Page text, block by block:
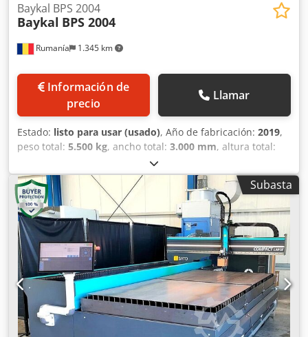
Rumanía 1.345 km
Baykal BPS 2004
Baykal BPS 2004
Información de
precio
Llamar
Estado: listo para usar (usado), Año de fabricación: 2019,
peso total: 5.500 kg, ancho total: 3.000 mm, altura total:
4.000 mm
2.000 mm, longitud del producto (máx.):6.000 mm,
número de ejes:
3, Esta máquina de corte por plasma CNC
Baykal BPS 2004 de 3 ejes se fabricó en 2019. Cuenta con
una mesa de corte de 2000 x 4000 mm y está equipada con
un sistema de corte Hypertherm XPR300, lo que garantiza
unas prestaciones de corte de alta calidad. La máquina
incluye funciones avanzadas, como el control automático
de la altura de la antorcha y la tecnología True Hole. Si
busca obtener una capacidad de corte de alta calidad,
considere la máquina Baykal BPS 2004 que tenemos a la
venta. Póngase en contacto con nosotros para obtener más
Subasta